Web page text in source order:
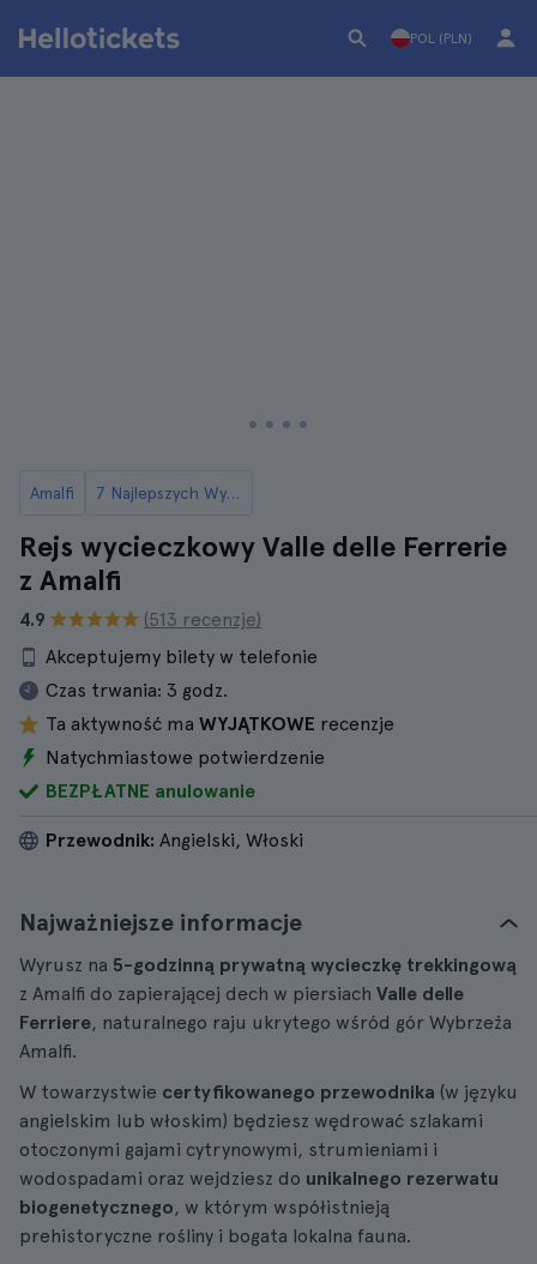
POL (PLN)
Amalfi 7 Najlepszych Wycieczek Jednodniowych z Amalfi
Rejs wycieczkowy Valle delle Ferrerie
z Amalfi
4.9
(513 recenzje)
Akceptujemy bilety w telefonie
Czas trwania: 3 godz.
Ta aktywność ma WYJĄTKOWE recenzje
Natychmiastowe potwierdzenie
BEZPŁATNE anulowanie
Przewodnik: Angielski, Włoski
Najważniejsze informacje
Wyrusz na 5-godzinną prywatną wycieczkę trekkingową
z Amalfi do zapierającej dech w piersiach Valle delle
Ferriere, naturalnego raju ukrytego wśród gór Wybrzeża
Amalfi.
W towarzystwie certyfikowanego przewodnika (w języku
angielskim lub włoskim) będziesz wędrować szlakami
otoczonymi gajami cytrynowymi, strumieniami i
wodospadami oraz wejdziesz do unikalnego rezerwatu
biogenetycznego, w którym współistnieją
prehistoryczne rośliny i bogata lokalna fauna.